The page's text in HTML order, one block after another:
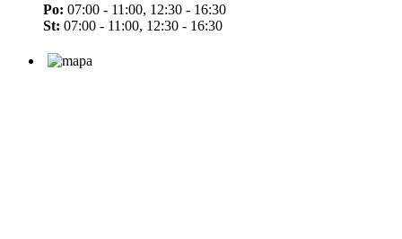
Po: 07:00 - 11:00, 12:30 - 16:30
St: 07:00 - 11:00, 12:30 - 16:30